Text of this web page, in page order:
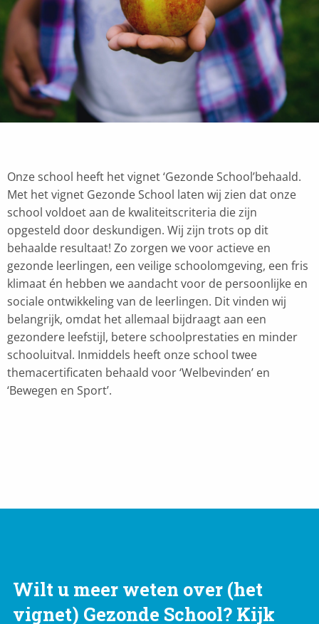
Onze school heeft het vignet ‘Gezonde School’behaald.
Met het vignet Gezonde School laten wij zien dat onze
school voldoet aan de kwaliteitscriteria die zijn
opgesteld door deskundigen. Wij zijn trots op dit
behaalde resultaat! Zo zorgen we voor actieve en
gezonde leerlingen, een veilige schoolomgeving, een fris
klimaat én hebben we aandacht voor de persoonlijke en
sociale ontwikkeling van de leerlingen. Dit vinden wij
belangrijk, omdat het allemaal bijdraagt aan een
gezondere leefstijl, betere schoolprestaties en minder
schooluitval. Inmiddels heeft onze school twee
themacertificaten behaald voor ‘Welbevinden’ en
‘Bewegen en Sport’.
Wilt u meer weten over (het
vignet) Gezonde School? Kijk